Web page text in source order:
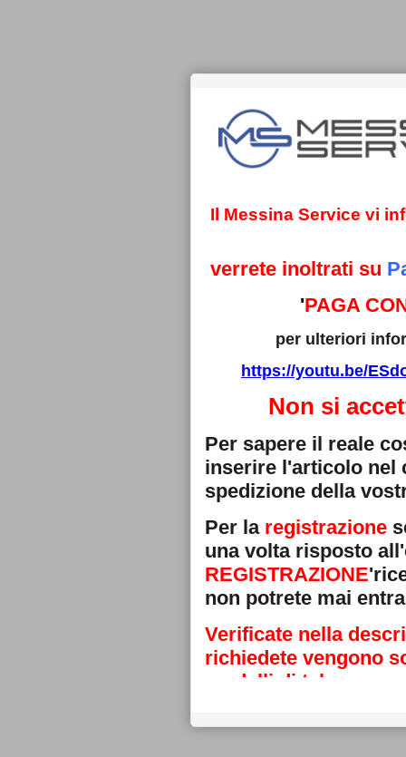
Il Messina Service vi
verrete inoltrati su
'PAGA
per ulteriori
https://youtu.be/
Non si
Per sapere il reale
inserire l'articolo
spedizione della
Per la registrazione
una volta risposto
REGISTRAZIONE
non potrete mai
Verificate nella
richiedete vengono
modelli di